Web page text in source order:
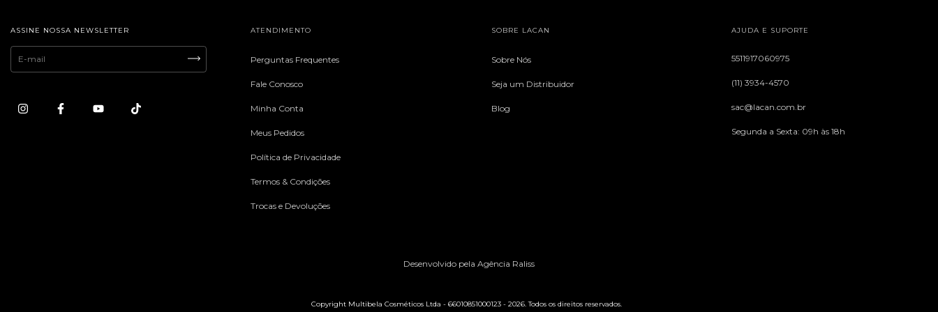
ASSINE NOSSA NEWSLETTER ATENDIMENTO
Perguntas Frequentes
Fale Conosco
Minha Conta
Meus Pedidos
Política de Privacidade
Termos & Condições
Trocas e Devoluções
SOBRE LACAN
Sobre Nós
Seja um Distribuidor
Blog
AJUDA E SUPORTE
5511917060975
(11) 3934-4570
sac@lacan.com.br
Segunda a Sexta: 09h às 18h
Desenvolvido pela Agência Raliss
Copyright Multibela Cosméticos Ltda - 66010851000123 - 2026. Todos os direitos reservados.